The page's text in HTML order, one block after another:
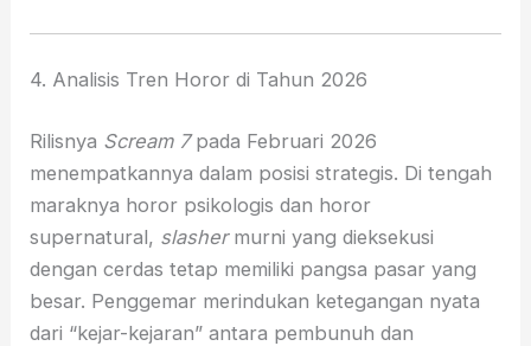
4. Analisis Tren Horor di Tahun 2026
Rilisnya Scream 7pada Februari 2026
menempatkannya dalam posisi strategis. Di tengah
maraknya horor psikologis dan horor
supernatural, slashermurni yang dieksekusi
dengan cerdas tetap memiliki pangsa pasar yang
besar. Penggemar merindukan ketegangan nyata
dari “kejar-kejaran” antara pembunuh dan